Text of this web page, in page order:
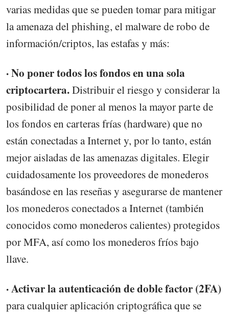
varias medidas que se pueden tomar para mitigar
la amenaza del phishing, el malware de robo de
información/criptos, las estafas y más:
· No poner todos los fondos en una sola
criptocartera.Distribuir el riesgo y considerar la
posibilidad de poner al menos la mayor parte de
los fondos en carteras frías (hardware) que no
están conectadas a Internet y, por lo tanto, están
mejor aisladas de las amenazas digitales. Elegir
cuidadosamente los proveedores de monederos
basándose en las reseñas y asegurarse de mantener
los monederos conectados a Internet (también
conocidos como monederos calientes) protegidos
por MFA, así como los monederos fríos bajo
llave.
· Activar la autenticación de doble factor (2FA)
para cualquier aplicación criptográfica que se